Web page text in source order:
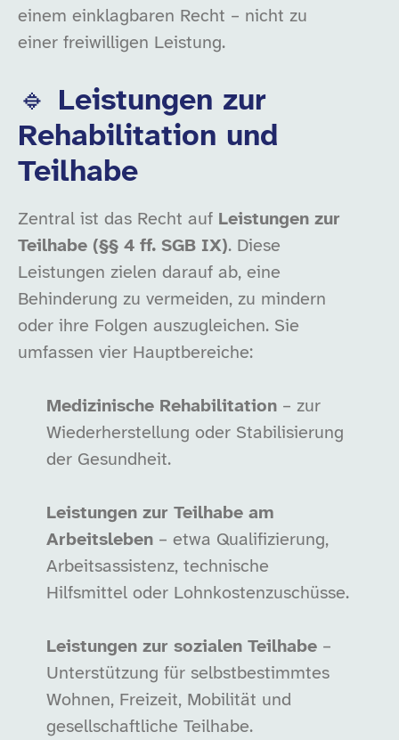
einem einklagbaren Recht – nicht zu
einer freiwilligen Leistung.
🔹 Leistungen zur
Rehabilitation und
Teilhabe
Zentral ist das Recht auf Leistungen zur
Teilhabe (§§ 4 ff. SGB IX). Diese
Leistungen zielen darauf ab, eine
Behinderung zu vermeiden, zu mindern
oder ihre Folgen auszugleichen. Sie
umfassen vier Hauptbereiche:
Medizinische Rehabilitation – zur
Wiederherstellung oder Stabilisierung
der Gesundheit.
Leistungen zur Teilhabe am
Arbeitsleben – etwa Qualifizierung,
Arbeitsassistenz, technische
Hilfsmittel oder Lohnkostenzuschüsse.
Leistungen zur sozialen Teilhabe –
Unterstützung für selbstbestimmtes
Wohnen, Freizeit, Mobilität und
gesellschaftliche Teilhabe.